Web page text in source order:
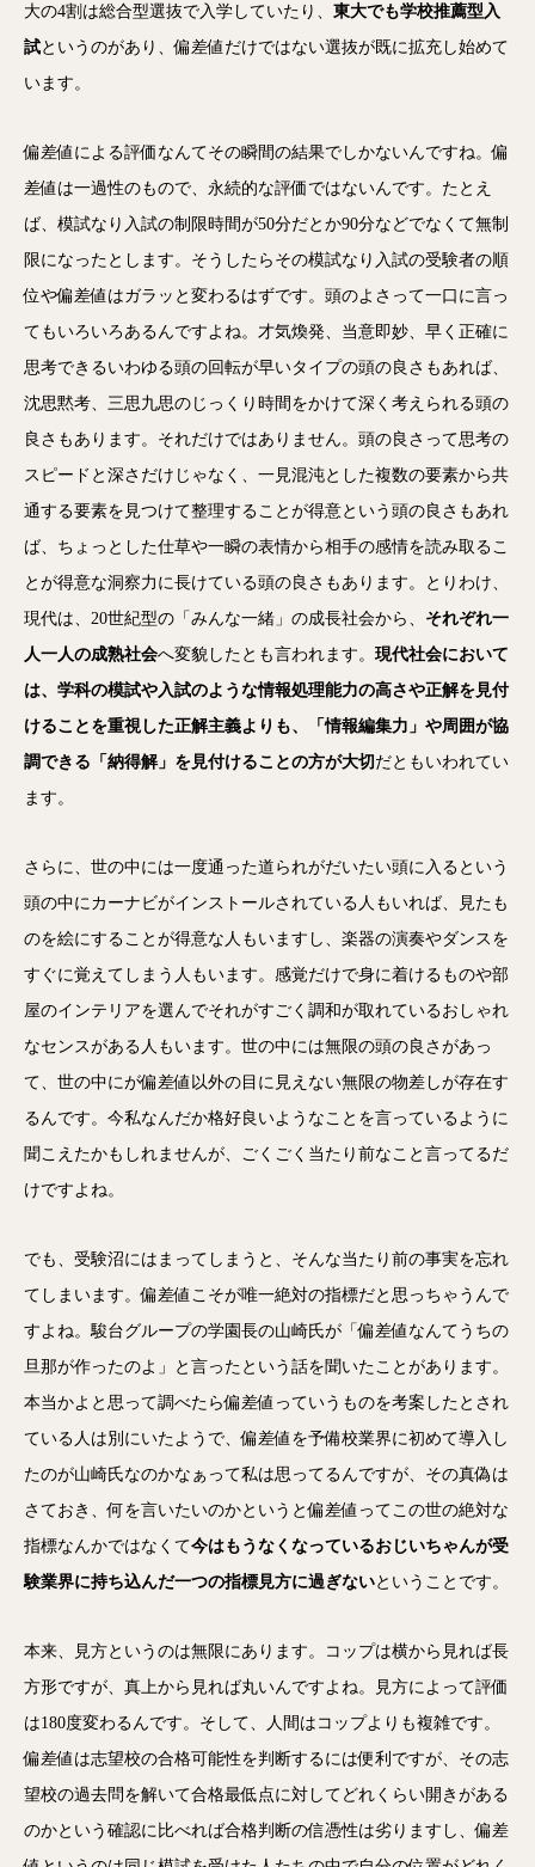
大の4割は総合型選抜で入学していたり、 東大でも学校推薦型入
試というのがあり、偏差値だけではない選抜が既に拡充し始めて
います。
偏差値による評価なんてその瞬間の結果でしかないんですね。偏
差値は一過性のもので、永続的な評価ではないんです。たとえ
ば、模試なり入試の制限時間が50分だとか90分などでなくて無制
限になったとします。そうしたらその模試なり入試の受験者の順
位や偏差値はガラッと変わるはずです。頭のよさって一口に言っ
てもいろいろあるんですよね。才気煥発、当意即妙、早く正確に
思考できるいわゆる頭の回転が早いタイプの頭の良さもあれば、
沈思黙考、三思九思のじっくり時間をかけて深く考えられる頭の
良さもあります。それだけではありません。頭の良さって思考の
スピードと深さだけじゃなく、一見混沌とした複数の要素から共
通する要素を見つけて整理することが得意という頭の良さもあれ
ば、ちょっとした仕草や一瞬の表情から相手の感情を読み取るこ
とが得意な洞察力に長けている頭の良さもあります。とりわけ、
現代は、20世紀型の「みんな一緒」の成長社会から、 それぞれ一
人一人の成熟社会へ変貌したとも言われます。 現代社会において
は、学科の模試や入試のような情報処理能力の高さや正解を見付
けることを重視した正解主義よりも、「情報編集力」や周囲が協
調できる「納得解」を見付けることの方が大切 だともいわれてい
ます。
さらに、世の中には一度通った道られがだいたい頭に入るという
頭の中にカーナビがインストールされている人もいれば、見たも
のを絵にすることが得意な人もいますし、楽器の演奏やダンスを
すぐに覚えてしまう人もいます。感覚だけで身に着けるものや部
屋のインテリアを選んでそれがすごく調和が取れているおしゃれ
なセンスがある人もいます。世の中には無限の頭の良さがあっ
て、世の中にが偏差値以外の目に見えない無限の物差しが存在す
るんです。今私なんだか格好良いようなことを言っているように
聞こえたかもしれませんが、ごくごく当たり前なこと言ってるだ
けですよね。
でも、受験沼にはまってしまうと、そんな当たり前の事実を忘れ
てしまいます。偏差値こそが唯一絶対の指標だと思っちゃうんで
すよね。駿台グループの学園長の山崎氏が「偏差値なんてうちの
旦那が作ったのよ」と言ったという話を聞いたことがあります。
本当かよと思って調べたら偏差値っていうものを考案したとされ
ている人は別にいたようで、偏差値を予備校業界に初めて導入し
たのが山崎氏なのかなぁって私は思ってるんですが、その真偽は
さておき、何を言いたいのかというと偏差値ってこの世の絶対な
指標なんかではなくて今はもうなくなっているおじいちゃんが受
験業界に持ち込んだ一つの指標見方に過ぎないということです。
本来、見方というのは無限にあります。コップは横から見れば長
方形ですが、真上から見れば丸いんですよね。見方によって評価
は180度変わるんです。そして、人間はコップよりも複雑です。
偏差値は志望校の合格可能性を判断するには便利ですが、その志
望校の過去問を解いて合格最低点に対してどれくらい開きがある
のかという確認に比べれば合格判断の信憑性は劣りますし、偏差